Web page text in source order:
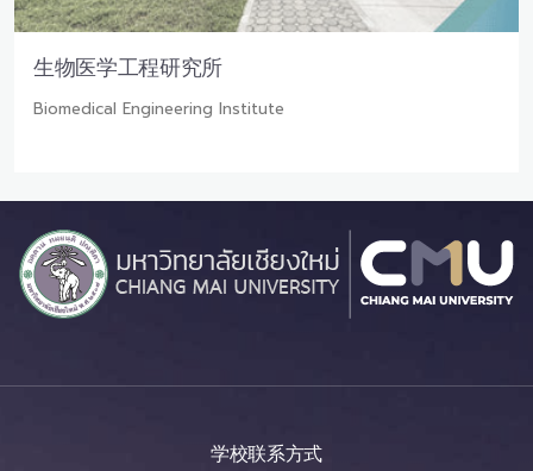
生物医学工程研究所
Biomedical Engineering Institute
学校联系方式